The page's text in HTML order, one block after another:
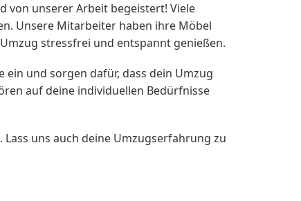
von unserer Arbeit begeistert! Viele
Unsere Mitarbeiter haben ihre Möbel
stressfrei und entspannt genießen.
ein und sorgen dafür, dass dein Umzug
auf deine individuellen Bedürfnisse
uns auch deine Umzugserfahrung zu